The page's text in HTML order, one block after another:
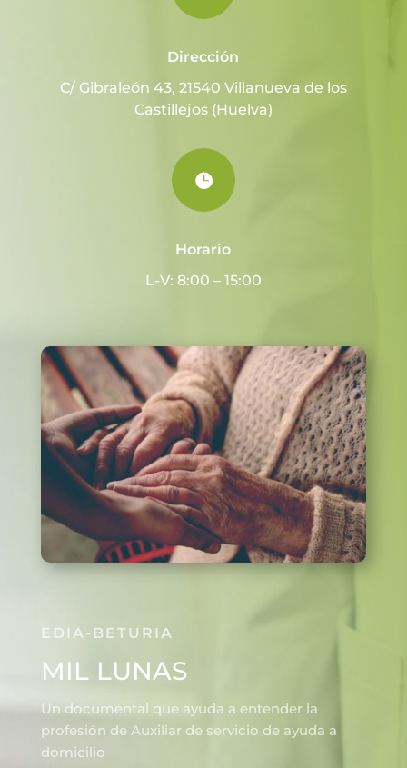
Dirección
C/ Gibraleón 43, 21540 Villanueva de los
Castillejos (Huelva)

Horario
L-V: 8:00 – 15:00
EDIA-BETURIA
MIL LUNAS
Un documental que ayuda a entender la
profesión de Auxiliar de servicio de ayuda a
domicilio